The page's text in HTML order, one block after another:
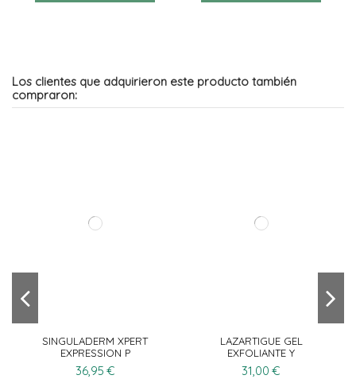
Los clientes que adquirieron este producto también
compraron:
SINGULADERM XPERT
EXPRESSION P
NORMAL/SECA 50ML
36,95 €
LAZARTIGUE GEL
EXFOLIANTE Y
CLARIFICANTE 75ML
31,00 €